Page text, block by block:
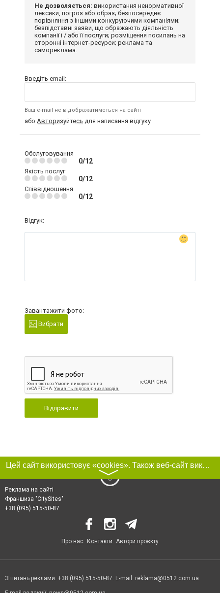
Не дозволяється: використання ненормативної
лексики, погроз або образ; безпосереднє
порівняння з іншими конкуруючими компаніями;
безпідставні заяви, що ображають діяльність
компанії і / або її послуги; розміщення посилань на
сторонні інтернет-ресурси; реклама та
самореклама.
Введіть email:
Ваш e-mail не відображатиметься на сайті
або Авторизуйтесь для написання відгуку
Обслуговування
0/12
Якість послуг
0/12
Співвідношення
0/12
Відгук:
Завантажити фото:
Вибрати
Відправити
Цей сайт використовує «cookies». Також веб-сайт використовує інтернет-сервіс для збору технічних даних стосовно відвідувачів з метою отримання маркетингової та статистичної інформації. Умови обробки даних відвідувачів сайту див.
〉
Реклама на сайті
Франшиза "CitySites"
+38 (095) 515-50-87
Про нас Контакти Автори проєкту
З питань реклами: +38 (095) 515-50-87. E-mail: reklama@0512.com.ua